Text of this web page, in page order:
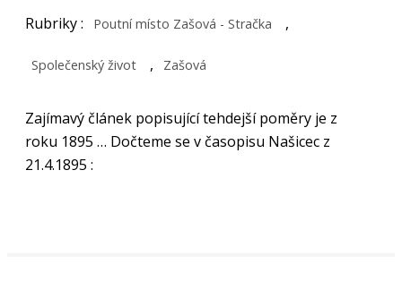
Rubriky : Poutní místo Zašová - Stračka ,
Společenský život , Zašová
Zajímavý článek popisující tehdejší poměry je z
roku 1895 … Dočteme se v časopisu Našicec z
21.4.1895 :